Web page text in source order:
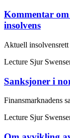
Kommentar
insolvens
Aktuell insolvensrett
Lecture Sjur
Sanksjoner i
Finansmarknadens
Lecture Sjur